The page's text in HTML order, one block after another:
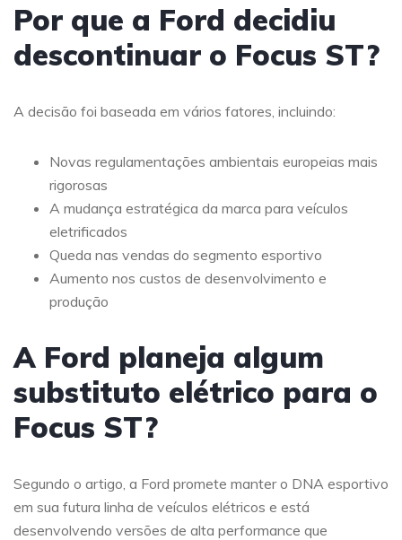
Por que a Ford decidiu
descontinuar o Focus ST?
A decisão foi baseada em vários fatores, incluindo:
Novas regulamentações ambientais europeias mais
rigorosas
A mudança estratégica da marca para veículos
eletrificados
Queda nas vendas do segmento esportivo
Aumento nos custos de desenvolvimento e
produção
A Ford planeja algum
substituto elétrico para o
Focus ST?
Segundo o artigo, a Ford promete manter o DNA esportivo
em sua futura linha de veículos elétricos e está
desenvolvendo versões de alta performance que